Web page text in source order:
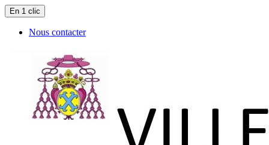
En 1 clic
Nous contacter